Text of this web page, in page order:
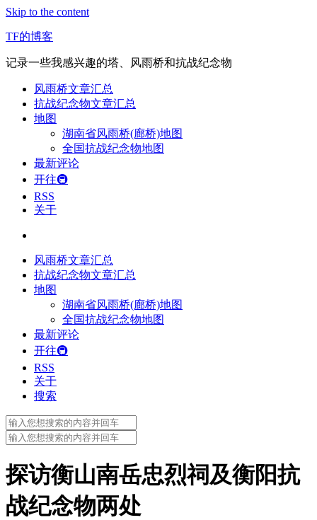
Skip to the content
TF的博客
记录一些我感兴趣的塔、风雨桥和抗战纪念物
风雨桥文章汇总
抗战纪念物文章汇总
地图
湖南省风雨桥(廊桥)地图
全国抗战纪念物地图
最新评论
开往🚇
RSS
关于
风雨桥文章汇总
抗战纪念物文章汇总
地图
湖南省风雨桥(廊桥)地图
全国抗战纪念物地图
最新评论
开往🚇
RSS
关于
搜索
Search
for:
Search
for:
探访衡山南岳忠烈祠及衡阳抗
战纪念物两处